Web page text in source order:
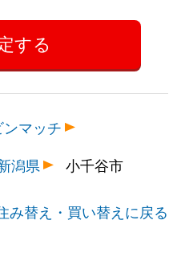
マッチ
潟県 小千谷市
み替え・買い替えに戻る